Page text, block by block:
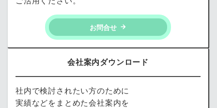
お問合せ
会社案内ダウンロード
社内で検討されたい方のために
実績などをまとめた会社案内を